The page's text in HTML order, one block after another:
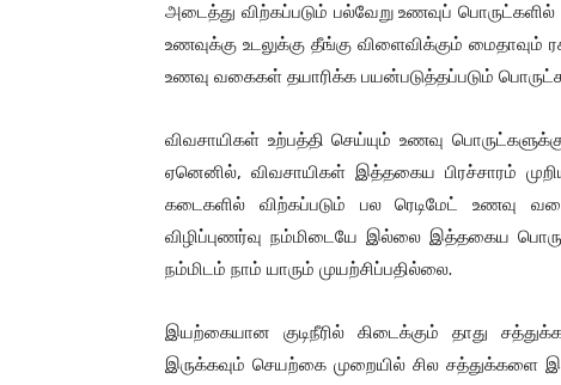
அடைத்து விற்கப்படும் பல்வேறு உணவுப்
உணவுக்கு உடலுக்கு தீங்கு விளைவிக்கும் மைதாவும்
உணவு வகைகள் தயாரிக்க பயன்படுத்தப்படும்
விவசாயிகள் உற்பத்தி செய்யும் உணவு
ஏனெனில், விவசாயிகள் இத்தகைய பிரச்சாரம்
கடைகளில் விற்கப்படும் பல ரெடிமேட் உணவு
விழிப்புணர்வு நம்மிடையே இல்லை இத்தகைய
நம்மிடம் நாம் யாரும் முயற்சிப்பதில்லை.
இயற்கையான குடிநீரில் கிடைக்கும் தாது
இருக்கவும் செயற்கை முறையில் சில சத்துக்களை